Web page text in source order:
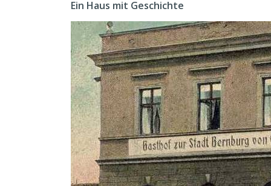
Ein Haus mit Geschichte